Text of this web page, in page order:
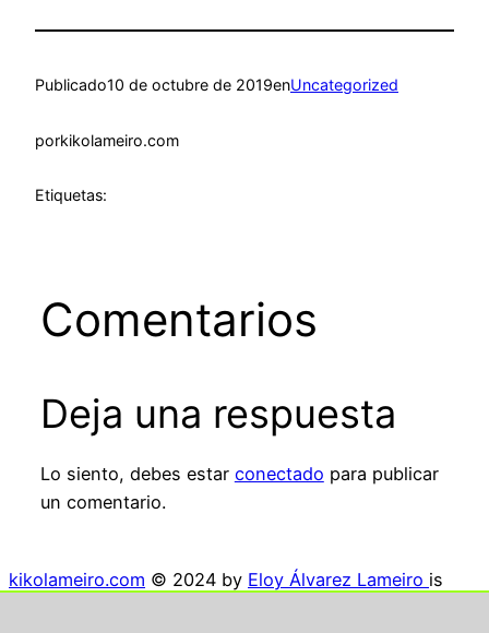
Publicado10 de octubre de 2019enUncategorized
porkikolameiro.com
Etiquetas:
Comentarios
Deja una respuesta
Lo siento, debes estar conectado para publicar
un comentario.
kikolameiro.com © 2024 by Eloy Álvarez Lameiro is